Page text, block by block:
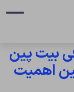
بیت پین
اهمیت